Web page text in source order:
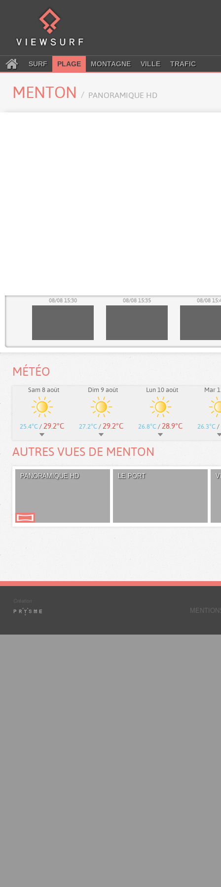
SURF PLAGE MONTAGNE VILLE TRAFIC
MENTON PANORAMIQUE HD
08/08 15:30 08/08 15:35 08/08
MÉTÉO
Sam 8 août
25.4°C / 29.2°C
Dim 9 août
27.2°C / 29.2°C
Lun 10 août
26.8°C / 28.9°C
Mar
26.3°C /
AUTRES VUES DE MENTON
PANORAMIQUE HD LE PORT